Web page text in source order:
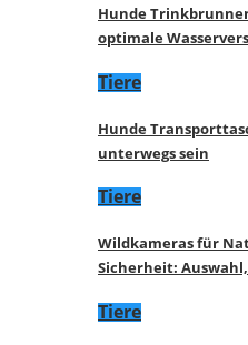
Hunde
optimale
Tiere
Hunde
unterwegs sein
Tiere
Wildkameras für
Sicherheit:
Tiere